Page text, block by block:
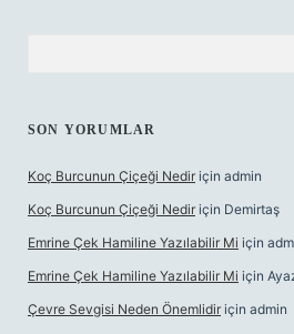
SON YORUMLAR
Koç Burcunun Çiçeği Nedir için admin
Koç Burcunun Çiçeği Nedir için Demirtaş
Emrine Çek Hamiline Yazılabilir Mi için
Emrine Çek Hamiline Yazılabilir Mi için
Çevre Sevgisi Neden Önemlidir için admin